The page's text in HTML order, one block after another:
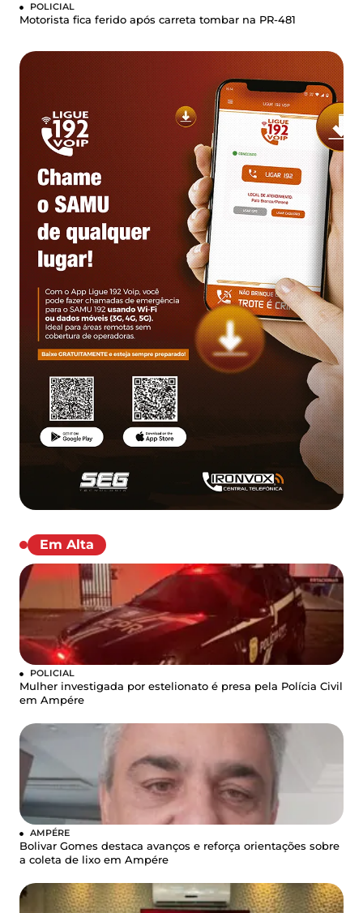
POLICIAL
Motorista fica ferido após carreta tombar na PR-481
Em Alta
POLICIAL
Mulher investigada por estelionato é presa pela Polícia Civil
em Ampére
AMPÉRE
Bolivar Gomes destaca avanços e reforça orientações sobre
a coleta de lixo em Ampére